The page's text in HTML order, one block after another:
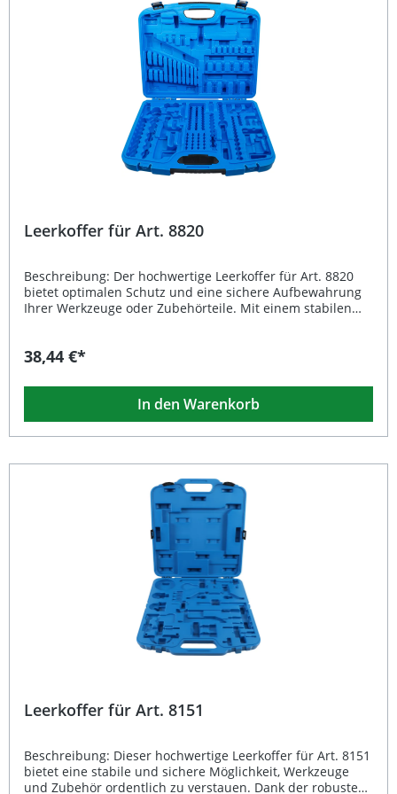
sicherem Verschlussmechanismus Ideal für Werkstatt,
Fahrzeugwartung und mobile Einsätze Lieferumfang: 1x
BGS Leerkoffer für Art. 8922
Leerkoffer für Art. 8820
Beschreibung: Der hochwertige Leerkoffer für Art. 8820
bietet optimalen Schutz und eine sichere Aufbewahrung
Ihrer Werkzeuge oder Zubehörteile. Mit einem stabilen
Werkstatt, Garage oder unterwegs. Dank seiner
Lebensdauer gewährleistet, während das kompakte
Design für einfachen Transport sorgt. Robuster Leerkoffer
für Art. 8820 Schützt Werkzeuge zuverlässig vor Staub,
Feuchtigkeit und Beschädigung Stabiles Material für lange
(Bruttogewicht: 2594 g) Ideal für Werkstätte, Heimwerker
38,44 €*
In den Warenkorb
Leerkoffer für Art. 8151
Beschreibung: Dieser hochwertige Leerkoffer für Art. 8151
bietet eine stabile und sichere Möglichkeit, Werkzeuge
und Zubehör ordentlich zu verstauen. Dank der robusten